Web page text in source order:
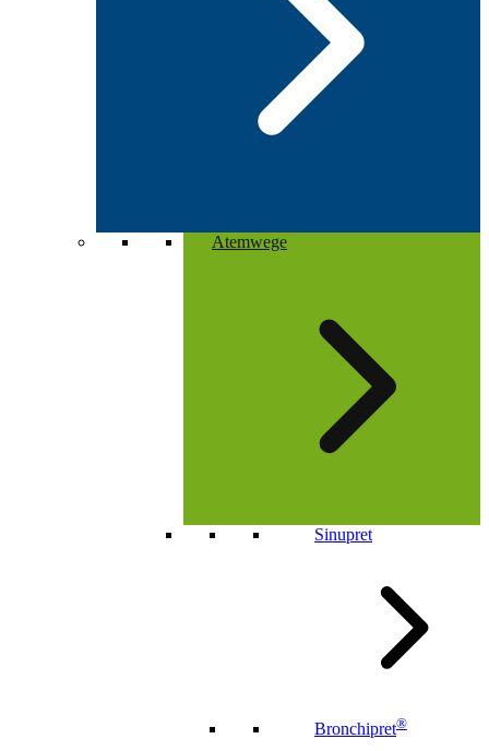
Atemwege
Sinupret
Bronchipret®